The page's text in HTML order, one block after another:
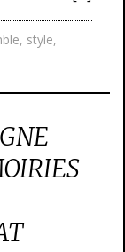
, style,